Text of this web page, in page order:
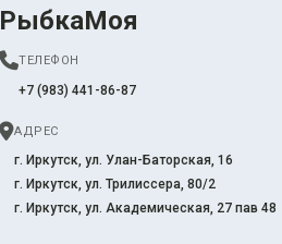
РыбкаМоя
ТЕЛЕФОН
+7 (983) 441-86-87
АДРЕС
г. Иркутск, ул. Улан-Баторская, 16
г. Иркутск, ул. Трилиссера, 80/2
г. Иркутск, ул. Академическая, 27 пав 48